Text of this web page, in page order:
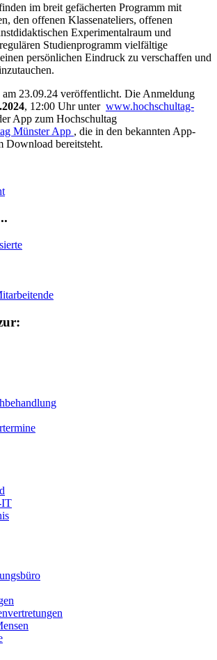
im breit gefächerten Programm mit
den offenen Klassenateliers, offenen
Experimentalraum und
Studienprogramm vielfältige
persönlichen Eindruck zu verschaffen und
23.09.24 veröffentlicht. Die Anmeldung
, 12:00 Uhr unter www.hochschultag-
App zum Hochschultag
Münster App , die in den bekannten App-
Download bereitsteht.
IT